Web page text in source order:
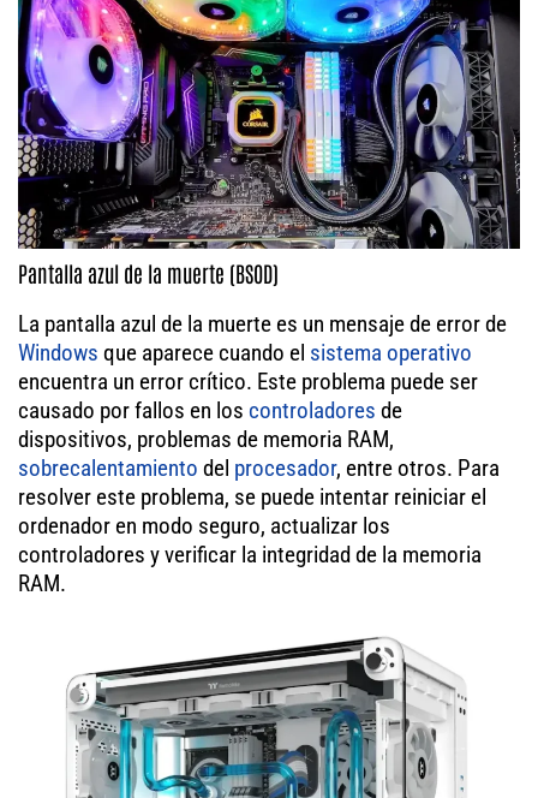
Pantalla azul de la muerte (BSOD)
La pantalla azul de la muerte es un mensaje de error de
Windows que aparece cuando el sistema operativo
encuentra un error crítico. Este problema puede ser
causado por fallos en los controladores de
dispositivos, problemas de memoria RAM,
sobrecalentamiento del procesador, entre otros. Para
resolver este problema, se puede intentar reiniciar el
ordenador en modo seguro, actualizar los
controladores y verificar la integridad de la memoria
RAM.